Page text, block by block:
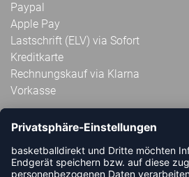
Paypal
Apple Pay
Lastschrift (ELV) via Sofort
Kreditkarte
Rechnungskauf via Klarna
Vorkasse
ABONNIERE JETZT DEN
HANDBALLDIREKT-NEWSLETTER
NEUIGKEIT ODER AKTION MEHR.